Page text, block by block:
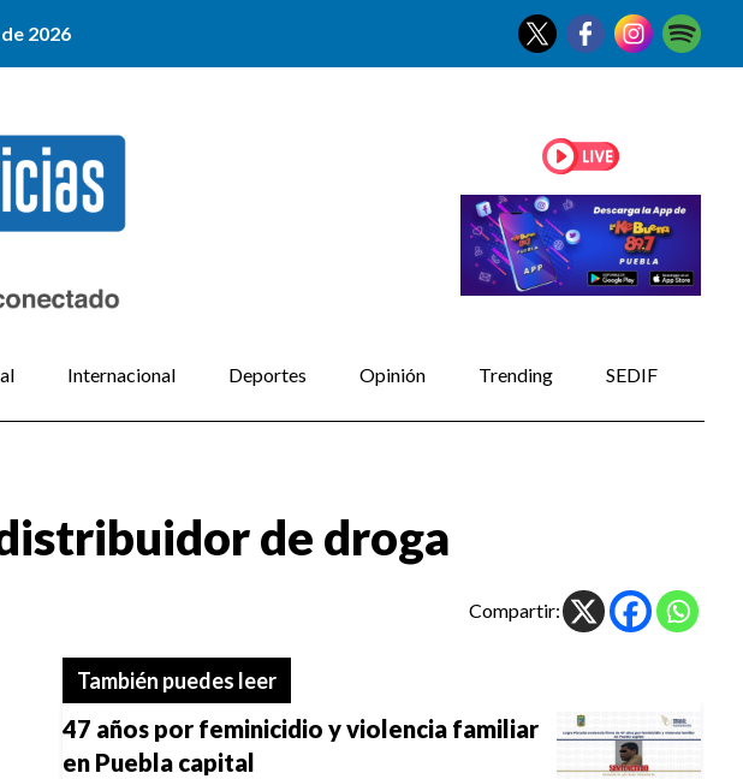
2026
Internacional Deportes Opinión Trending SEDIF
de droga
Compartir:
También puedes leer
47 años por feminicidio y violencia familiar
en Puebla capital